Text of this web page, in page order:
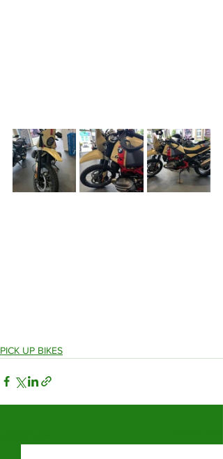
PICK UP BIKES